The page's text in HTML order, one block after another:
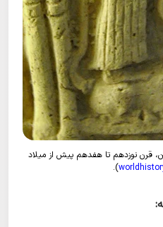
قرن نوزدهم تا هفدهم پیش از میلاد
).